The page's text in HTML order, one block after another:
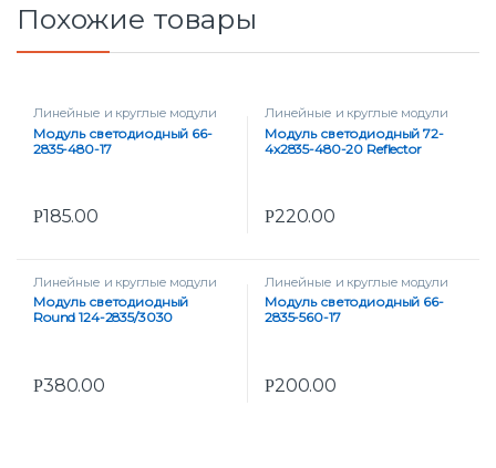
Похожие товары
Линейные и круглые модули
Модуль светодиодный 66-
2835-480-17
Р185.00
Линейные и круглые модули
Модуль светодиодный 72-
4х2835-480-20 Reflector
Р220.00
Линейные и круглые модули
Модуль светодиодный
Round 124-2835/3030
Р380.00
Линейные и круглые модули
Модуль светодиодный 66-
2835-560-17
Р200.00